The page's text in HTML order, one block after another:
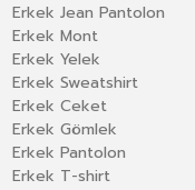
Erkek Jean Pantolon
Erkek Mont
Erkek Yelek
Erkek Sweatshirt
Erkek Ceket
Erkek Gömlek
Erkek Pantolon
Erkek T-shirt